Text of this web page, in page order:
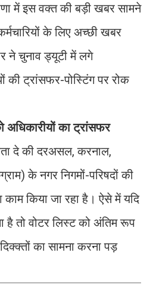
में इस वक्त की बड़ी खबर सामने
के लिए अच्छी खबर
ने चुनाव ड्यूटी में लगे
की ट्रांसफर-पोस्टिंग पर रोक
अधिकारीयों का ट्रांसफर
दे की दरअसल, करनाल,
के नगर निगमों-परिषदों की
किया जा रहा है। ऐसे में यदि
है तो वोटर लिस्ट को अंतिम रूप
का सामना करना पड़